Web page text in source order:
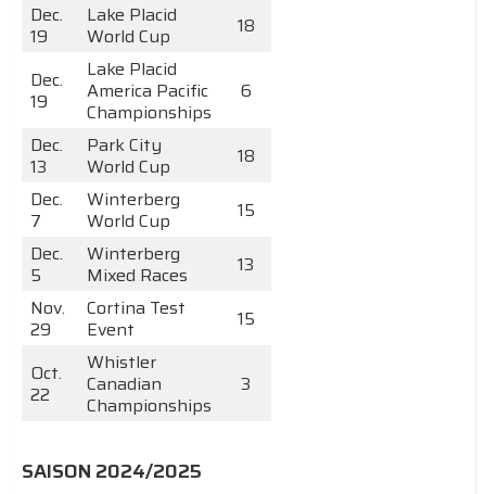
Dec.
19
Lake Placid
World Cup
18
Dec.
19
Lake Placid
America Pacific
Championships
6
Dec.
13
Park City
World Cup
18
Dec.
7
Winterberg
World Cup
15
Dec.
5
Winterberg
Mixed Races
13
Nov.
29
Cortina Test
Event
15
Oct.
22
Whistler
Canadian
Championships
3
SAISON 2024/2025